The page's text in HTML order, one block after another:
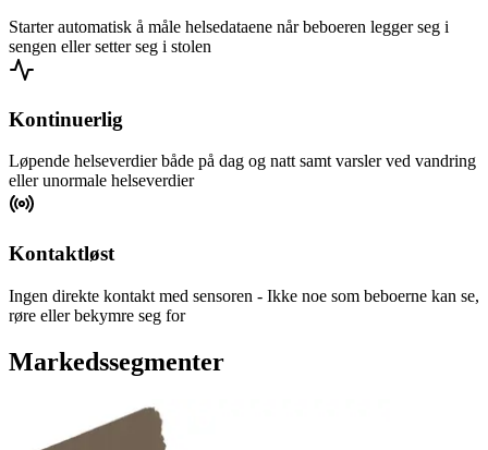
Starter automatisk å måle helsedataene når beboeren legger seg i
sengen eller setter seg i stolen
Kontinuerlig
Løpende helseverdier både på dag og natt samt varsler ved vandring
eller unormale helseverdier
Kontaktløst
Ingen direkte kontakt med sensoren - Ikke noe som beboerne kan se,
røre eller bekymre seg for
Markedssegmenter